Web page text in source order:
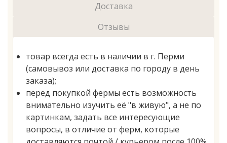
Доставка
Отзывы
товар всегда есть в наличии в г. Перми
(самовывоз или доставка по городу в день
заказа);
перед покупкой фермы есть возможность
внимательно изучить её "в живую", а не по
картинкам, задать все интересующие
вопросы, в отличие от ферм, которые